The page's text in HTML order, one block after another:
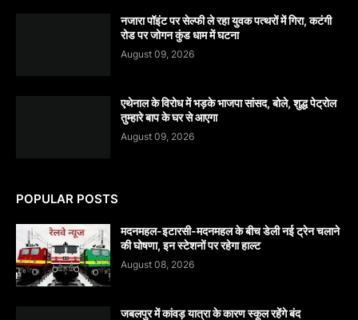
नजारा पॉइंट पर सेल्फी ले रहा युवक पत्थरों में गिरा, कटंगी
रोड पर जोगन कुंड धाम में घटना
August 09, 2026
एथेनाल के विरोध में भड़के भाजपा सांसद, बोले, शुद्ध पेट्रोल
तुम्हारे बाप के घर से आएगा
August 09, 2026
POPULAR POSTS
मदनमहल-इटारसी-मदनमहल के बीच डेली नई ट्रेन चलाने
की घोषणा, इन स्टेशनों पर रहेगा हाल्ट
August 08, 2026
जबलपुर में कांवड़ यात्रा के कारण स्कूल रहेंगे बंद